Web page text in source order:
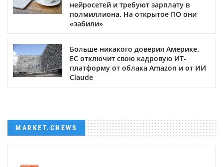
нейросетей и требуют зарплату в
полмиллиона. На открытое ПО они
«забили»
Больше никакого доверия Америке.
ЕС отключит свою кадровую ИТ-
платформу от облака Amazon и от ИИ
Claude
MARKET.CNEWS